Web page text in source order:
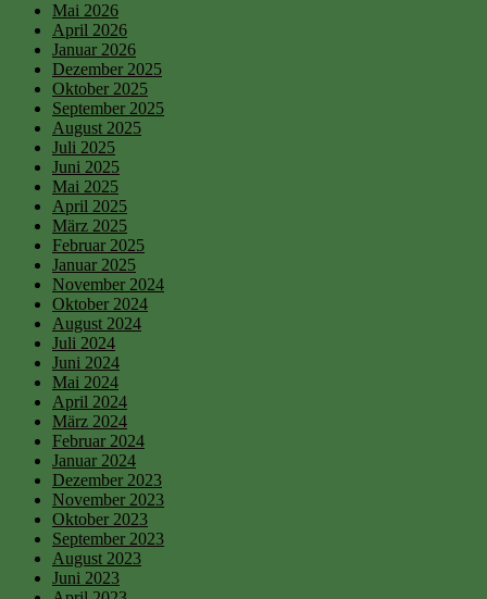
Mai 2026
April 2026
Januar 2026
Dezember 2025
Oktober 2025
September 2025
August 2025
Juli 2025
Juni 2025
Mai 2025
April 2025
März 2025
Februar 2025
Januar 2025
November 2024
Oktober 2024
August 2024
Juli 2024
Juni 2024
Mai 2024
April 2024
März 2024
Februar 2024
Januar 2024
Dezember 2023
November 2023
Oktober 2023
September 2023
August 2023
Juni 2023